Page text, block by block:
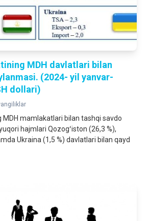
MDH davlatlari bilan
(2024- yil yanvar-
dollari)
MDH mamlakatlari bilan tashqi savdo
hajmlari Qozogʻiston (26,3 %),
Ukraina (1,5 %) davlatlari bilan qayd